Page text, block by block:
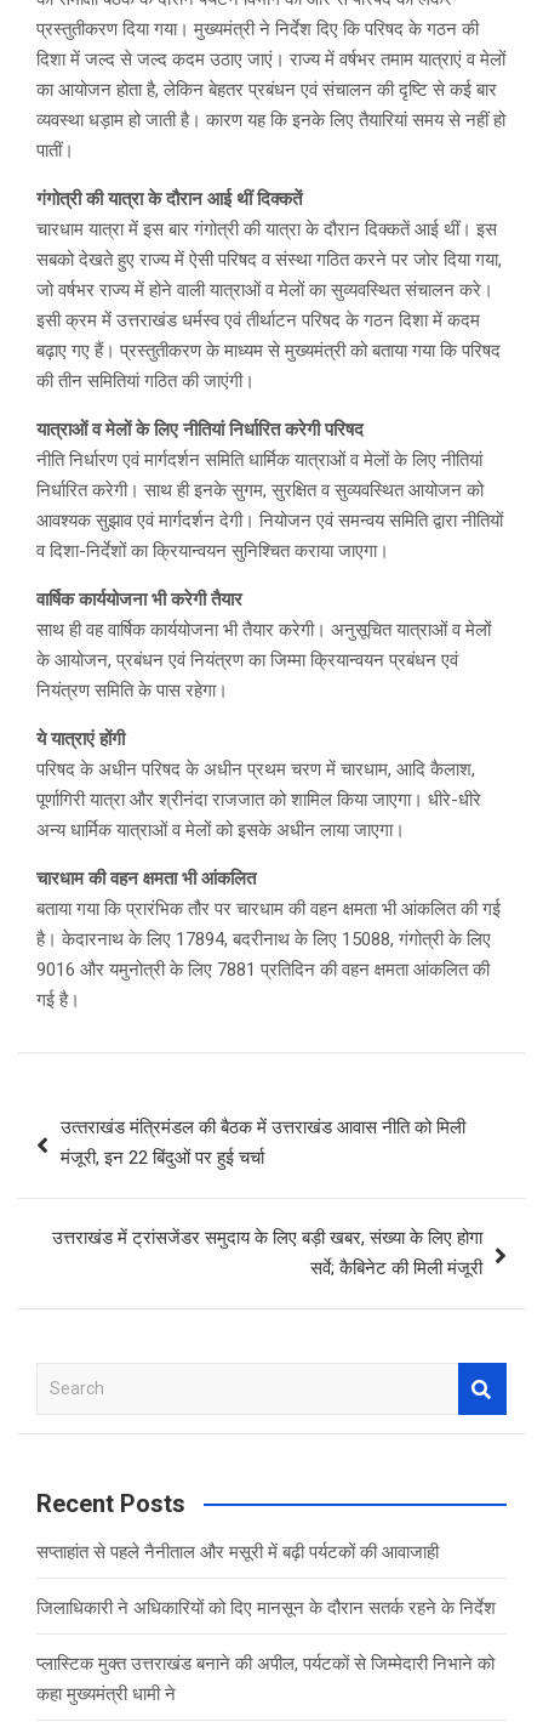
प्रस्तुतीकरण दिया गया। मुख्यमंत्री ने निर्देश दिए कि परिषद के गठन की
दिशा में जल्द से जल्द कदम उठाए जाएं। राज्य में वर्षभर तमाम यात्राएं व मेलों
का आयोजन होता है, लेकिन बेहतर प्रबंधन एवं संचालन की दृष्टि से कई बार
व्यवस्था धड़ाम हो जाती है। कारण यह कि इनके लिए तैयारियां समय से नहीं हो
पातीं।
गंगोत्री की यात्रा के दौरान आई थीं दिक्कतें
चारधाम यात्रा में इस बार गंगोत्री की यात्रा के दौरान दिक्कतें आई थीं। इस
सबको देखते हुए राज्य में ऐसी परिषद व संस्था गठित करने पर जोर दिया गया,
जो वर्षभर राज्य में होने वाली यात्राओं व मेलों का सुव्यवस्थित संचालन करे।
इसी क्रम में उत्तराखंड धर्मस्व एवं तीर्थाटन परिषद के गठन दिशा में कदम
बढ़ाए गए हैं। प्रस्तुतीकरण के माध्यम से मुख्यमंत्री को बताया गया कि परिषद
की तीन समितियां गठित की जाएंगी।
यात्राओं व मेलों के लिए नीतियां निर्धारित करेगी परिषद
नीति निर्धारण एवं मार्गदर्शन समिति धार्मिक यात्राओं व मेलों के लिए नीतियां
निर्धारित करेगी। साथ ही इनके सुगम, सुरक्षित व सुव्यवस्थित आयोजन को
आवश्यक सुझाव एवं मार्गदर्शन देगी। नियोजन एवं समन्वय समिति द्वारा नीतियों
व दिशा-निर्देशों का क्रियान्वयन सुनिश्चित कराया जाएगा।
वार्षिक कार्ययोजना भी करेगी तैयार
साथ ही वह वार्षिक कार्ययोजना भी तैयार करेगी। अनुसूचित यात्राओं व मेलों
के आयोजन, प्रबंधन एवं नियंत्रण का जिम्मा क्रियान्वयन प्रबंधन एवं
नियंत्रण समिति के पास रहेगा।
ये यात्राएं होंगी
परिषद के अधीन परिषद के अधीन प्रथम चरण में चारधाम, आदि कैलाश,
पूर्णागिरी यात्रा और श्रीनंदा राजजात को शामिल किया जाएगा। धीरे-धीरे
अन्य धार्मिक यात्राओं व मेलों को इसके अधीन लाया जाएगा।
चारधाम की वहन क्षमता भी आंकलित
बताया गया कि प्रारंभिक तौर पर चारधाम की वहन क्षमता भी आंकलित की गई
है। केदारनाथ के लिए 17894, बदरीनाथ के लिए 15088, गंगोत्री के लिए
9016 और यमुनोत्री के लिए 7881 प्रतिदिन की वहन क्षमता आंकलित की
गई है।
navigation
उत्‍तराखंड मंत्रिमंडल की बैठक में उत्तराखंड आवास नीति को मिली
मंजूरी, इन 22 बिंदुओं पर हुई चर्चा
उत्तराखंड में ट्रांसजेंडर समुदाय के लिए बड़ी खबर, संख्या के लिए होगा
सर्वे; कैबिनेट की मिली मंजूरी
a
c
Recent Posts
सप्ताहांत से पहले नैनीताल और मसूरी में बढ़ी पर्यटकों की आवाजाही
जिलाधिकारी ने अधिकारियों को दिए मानसून के दौरान सतर्क रहने के निर्देश
प्लास्टिक मुक्त उत्तराखंड बनाने की अपील, पर्यटकों से जिम्मेदारी निभाने को
कहा मुख्यमंत्री धामी ने